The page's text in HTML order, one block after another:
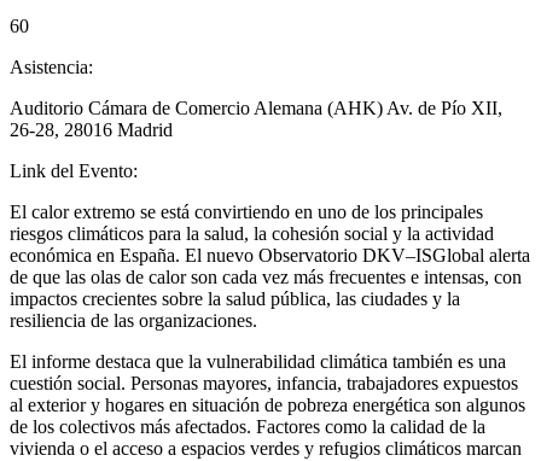
60
Asistencia:
Auditorio Cámara de Comercio Alemana (AHK) Av. de Pío XII,
26-28, 28016 Madrid
Link del Evento:
El calor extremo se está convirtiendo en uno de los principales
riesgos climáticos para la salud, la cohesión social y la actividad
económica en España. El nuevo Observatorio DKV–ISGlobal alerta
de que las olas de calor son cada vez más frecuentes e intensas, con
impactos crecientes sobre la salud pública, las ciudades y la
resiliencia de las organizaciones.
El informe destaca que la vulnerabilidad climática también es una
cuestión social. Personas mayores, infancia, trabajadores expuestos
al exterior y hogares en situación de pobreza energética son algunos
de los colectivos más afectados. Factores como la calidad de la
vivienda o el acceso a espacios verdes y refugios climáticos marcan